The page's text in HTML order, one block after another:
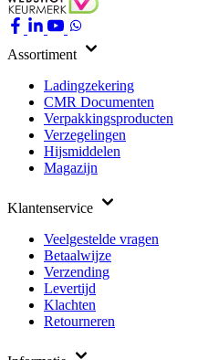
Assortiment
Ladingzekering
CMR Documenten
Verpakkingsproducten
Verzegelingen
Hijsmiddelen
Magazijn
Klantenservice
Veelgestelde vragen
Betaalwijze
Verzending
Levertijd
Klachten
Retourneren